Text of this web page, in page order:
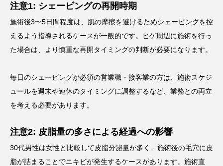
注意1: シェービングの再開時期
施術後3〜5日間程度は、肌の摩擦を避けるためシェービングを控
えるよう指導されるケースが一般的です。ヒゲ周辺に施術を行っ
た場合は、より慎重な再開タイミングの判断が必要になります。
毎日のシェービングが必須の営業職・接客業の方は、施術スケジ
ュールを週末や連休のタイミングに調整するなど、業務との両立
を考える必要があります。
注意2: 皮脂量の多さによる経過への影響
30代男性は女性と比較して皮脂分泌量が多く、施術後の毛穴に皮
脂が詰まることでニキビが発生するケースがあります。施術直